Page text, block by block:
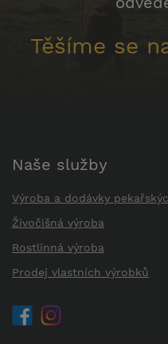
Těšíme se
Naše služby
Výroba a dodávky
Živočišná výroba
Rostlinná výroba
Prodej vlastních výrobků